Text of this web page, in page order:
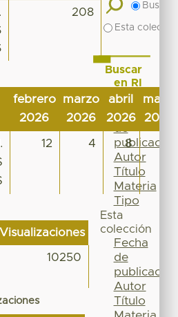
208
febrero
2026
marzo
2026
abril
2026
mayo
2026
12 4 8
Visualizaciones
10250
Buscar
Esta
Buscar
en RI
Por
Fecha
de
publicación
Autor
Título
Materia
Tipo
Esta
colección
Fecha
de
publicación
Autor
Título